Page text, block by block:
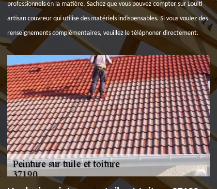
professionnels en la matière. Sachez que vous pouvez compter sur Louiti
artisan couvreur qui utilise des matériels indispensables. Si vous voulez des
renseignements complémentaires, veuillez le téléphoner directement.